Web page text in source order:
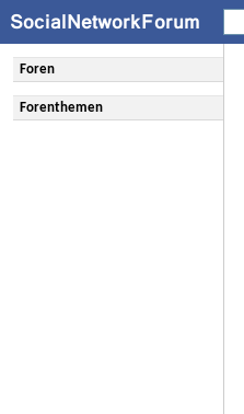
Foren
Forenthemen